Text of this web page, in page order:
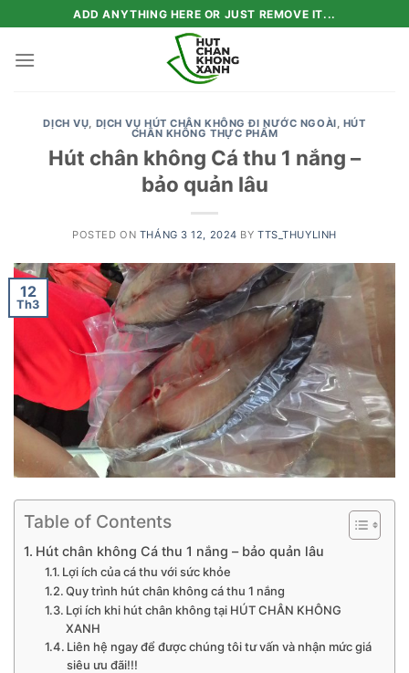
to
content
ADD ANYTHING HERE OR JUST REMOVE IT...
DỊCH VỤ, DỊCH VỤ HÚT CHÂN KHÔNG ĐI NƯỚC NGOÀI, HÚT
CHÂN KHÔNG THỰC PHẨM
Hút chân không Cá thu 1 nắng –
bảo quản lâu
POSTED ON THÁNG 3 12, 2024 BYTTS_THUYLINH
12
Th3
Table of Contents
Hút chân không Cá thu 1 nắng – bảo quản lâu
Lợi ích của cá thu với sức khỏe
Quy trình hút chân không cá thu 1 nắng
Lợi ích khi hút chân không tại HÚT CHÂN KHÔNG
XANH
Liên hệ ngay để được chúng tôi tư vấn và nhận mức giá
siêu ưu đãi!!!